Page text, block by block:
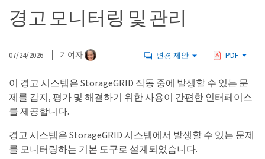
경고 모니터링 및 관리
07/24/2026 기여자 변경 제안 PDF
이 경고 시스템은 StorageGRID 작동 중에 발생할 수 있는 문
제를 감지, 평가 및 해결하기 위한 사용이 간편한 인터페이스
를 제공합니다.
경고 시스템은 StorageGRID 시스템에서 발생할 수 있는 문제
를 모니터링하는 기본 도구로 설계되었습니다.